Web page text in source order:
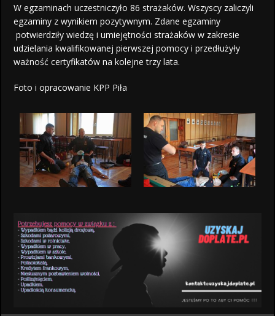
W egzaminach uczestniczyło 86 strażaków. Wszyscy zaliczyli
egzaminy z wynikiem pozytywnym. Zdane egzaminy
potwierdziły wiedzę i umiejętności strażaków w zakresie
udzielania kwalifikowanej pierwszej pomocy i przedłużyły
ważność certyfikatów na kolejne trzy lata.
Foto i opracowanie KPP Piła